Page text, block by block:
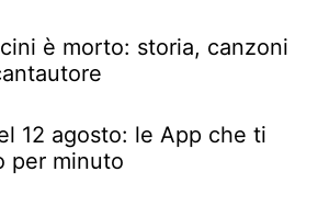
è morto: storia, canzoni
12 agosto: le App che ti
per minuto